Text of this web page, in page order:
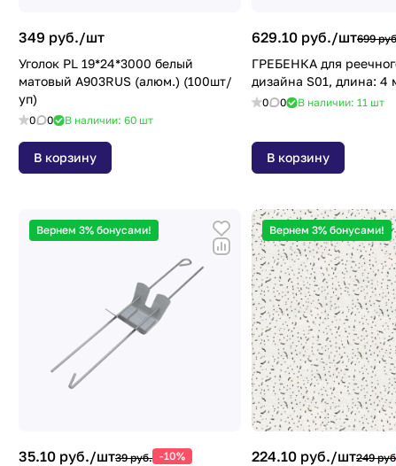
349 руб./шт
Уголок PL 19*24*3000 белый
матовый A903RUS (алюм.) (100шт/
уп)
0 0 В наличии: 60 шт
В корзину
629.10 руб./шт699
ГРЕБЕНКА для
дизайна S01, длина: 4
0 0 В наличии: 11 шт
В корзину
Вернем 3% бонусами!
35.10 руб./шт39 руб. -10%
Вернем 3% бонусами!
224.10 руб./шт249